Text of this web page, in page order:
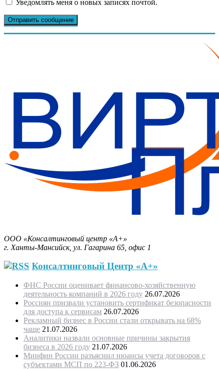
Уведомлять меня о новых записях почтой.
ООО «Консалтинговый центр «А+»
г. Ханты-Мансийск, ул. Гагарина 65, офис 1
Консалтинговый Центр «А+»
ФНС России оценивает финансово-хозяйственную
деятельность компаний в 2026 году 26.07.2026
Россиян призвали установить сертификат безопасности
для доступа к сервисам 26.07.2026
Рекламный бизнес в России стали открывать на 68%
чаще 21.07.2026
Аналитики назвали основные причины закрытия
бизнеса в 2026 году 21.07.2026
Минфин России разъяснил нюансы учета договоров с
субъектами МСП по 223-ФЗ 01.06.2026